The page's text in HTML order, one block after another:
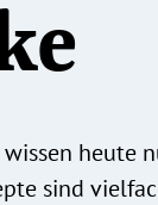
heute
sind